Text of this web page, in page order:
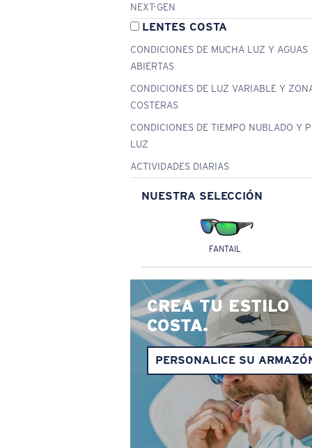
NEXT-GEN
LENTES COSTA
CONDICIONES DE MUCHA LUZ Y AGUAS
ABIERTAS
CONDICIONES DE LUZ VARIABLE Y
COSTERAS
CONDICIONES DE TIEMPO NUBLADO Y
LUZ
ACTIVIDADES DIARIAS
NUESTRA SELECCIÓN
FANTAIL
CREA TU ESTILO
COSTA.
PERSONALICE SU